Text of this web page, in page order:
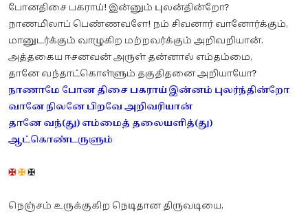
போனதிசை பகராய்! இன்னும் புலன்தின்றோ?
நாணமிலாப் பெண்ணவளே! நம் சிவனார் வானோர்க்கும்,
மானுடர்க்கும் வாழுகிற மற்றவர்க்கும் அறிவறியான்.
அத்தகைய ஈசனவன் அருள் தன்னால் எம்தம்மை,
தானே வந்தாட்கொள்ளும் தகுதிதனை அறியாயோ?
நாணாமே போன திசை பகராய் இன்னம் புலர்ந்தின்றோ
வானே நிலனே பிறவே அறிவரியான்
தானே வந்(து) எம்மைத் தலையளித்(து)
ஆட்கொண்டருளும்
✠✠✠
நெஞ்சம் உருக்குகிற நெடிதான திருவடியை,